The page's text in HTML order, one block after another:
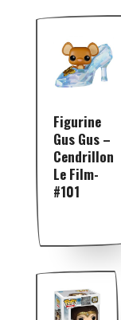
Figurine
Gus Gus –
Cendrillon
Le Film-
#101